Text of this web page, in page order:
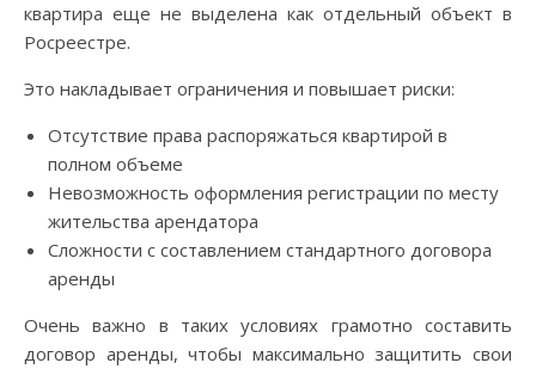
квартира еще не выделена как отдельный объект в
Росреестре.
Это накладывает ограничения и повышает риски:
Отсутствие права распоряжаться квартирой в
полном объеме
Невозможность оформления регистрации по месту
жительства арендатора
Сложности с составлением стандартного договора
аренды
Очень важно в таких условиях грамотно составить
договор аренды, чтобы максимально защитить свои